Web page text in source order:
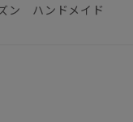
ン ハンドメイド